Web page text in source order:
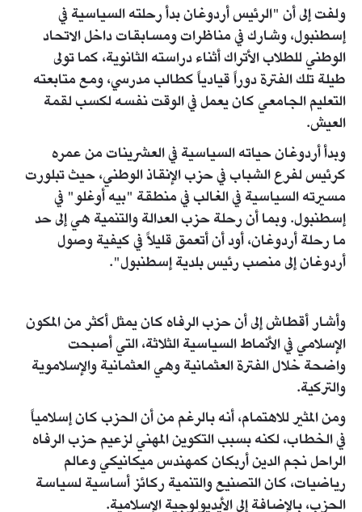
ولفت إلى أن "الرئيس أردوغان بدأ رحلته السياسية في
إسطنبول، وشارك في مناظرات ومسابقات داخل الاتحاد
الوطني للطلاب الأتراك أثناء دراسته الثانوية، كما تولى
طيلة تلك الفترة دوراً قيادياً كطالب مدرسي، ومع متابعته
التعليم الجامعي كان يعمل في الوقت نفسه لكسب لقمة
العيش.
وبدأ أردوغان حياته السياسية في العشرينات من عمره
كرئيس لفرع الشباب في حزب الإنقاذ الوطني، حيث تبلورت
مسيرته السياسية في الغالب في منطقة "بيه أوغلو" في
إسطنبول. وبما أن رحلة حزب العدالة والتنمية هي إلى حد
ما رحلة أردوغان، أود أن أتعمق قليلاً في كيفية وصول
أردوغان إلى منصب رئيس بلدية إسطنبول".
وأشار أقطاش إلى أن حزب الرفاه كان يمثل أكثر من المكون
الإسلامي في الأنماط السياسية الثلاثة، التي أصبحت
واضحة خلال الفترة العثمانية وهي العثمانية والإسلاموية
والتركية.
ومن المثير للاهتمام، أنه بالرغم من أن الحزب كان إسلامياً
في الخطاب، لكنه بسبب التكوين المهني لزعيم حزب الرفاه
الراحل نجم الدين أربكان كمهندس ميكانيكي وعالم
رياضيات، كان التصنيع والتنمية ركائز أساسية لسياسة
الحزب، بالإضافة إلى الأيديولوجية الإسلامية.